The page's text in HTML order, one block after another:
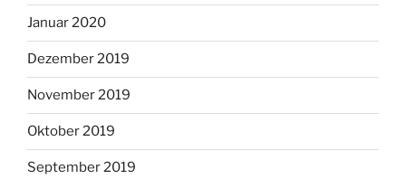
Januar 2020
Dezember 2019
November 2019
Oktober 2019
September 2019